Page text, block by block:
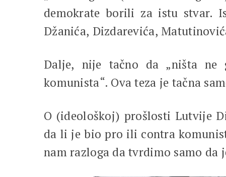
demokrate borili za istu stvar.
Džanića, Dizdarevića,
Dalje, nije tačno da „ništa ne
komunista“. Ova teza je tačna
O (ideološkoj) prošlosti Lutvije
da li je bio pro ili contra
nam razloga da tvrdimo samo da